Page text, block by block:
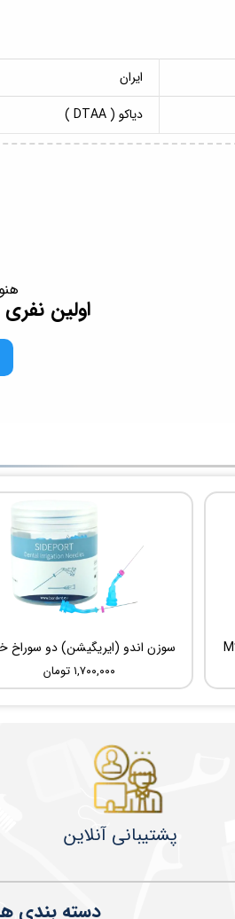
ایران
دیاکو ( DTAA )
اولین
۱,۷۰۰,۰۰۰ تومان
دسته بندی
پشتیبانی آنلاین